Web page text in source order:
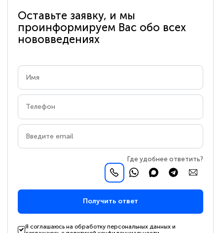
Оставьте заявку, и мы
проинформируем Вас обо всех
нововведениях
Где удобнее ответить?
Получить ответ
Я соглашаюсь на обработку персональных данных и